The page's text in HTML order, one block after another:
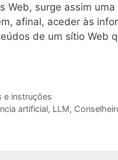
Web, surge assim
afinal, aceder às
de um sítio Web
e instruções
artificial, LLM,